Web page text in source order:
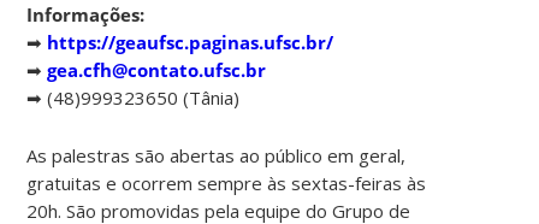
Informações:
➡ https://geaufsc.paginas.ufsc.br/
➡gea.cfh@contato.ufsc.br
➡ (48)999323650 (Tânia)
As palestras são abertas ao público em geral,
gratuitas e ocorrem sempre às sextas-feiras às
20h. São promovidas pela equipe do Grupo de